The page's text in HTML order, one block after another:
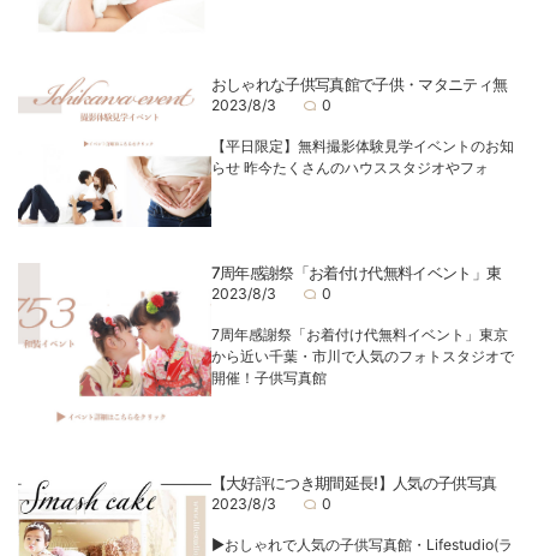
おしゃれな子供写真館で子供・マタニティ無
2023/8/3 0
【平日限定】無料撮影体験見学イベントのお知
らせ 昨今たくさんのハウススタジオやフォ
7周年感謝祭「お着付け代無料イベント」東
2023/8/3 0
7周年感謝祭「お着付け代無料イベント」東京
から近い千葉・市川で人気のフォトスタジオで
開催！子供写真館
【大好評につき期間延長!】人気の子供写真
2023/8/3 0
▶︎おしゃれで人気の子供写真館・Lifestudio(ラ